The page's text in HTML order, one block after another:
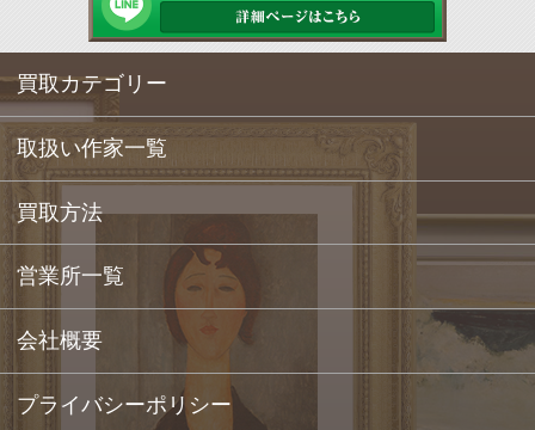
買取カテゴリー
取扱い作家一覧
買取方法
営業所一覧
会社概要
プライバシーポリシー